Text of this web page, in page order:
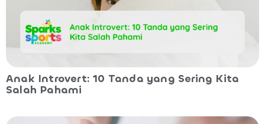
Anak Introvert: 10 Tanda yang Sering Kita
Salah Pahami